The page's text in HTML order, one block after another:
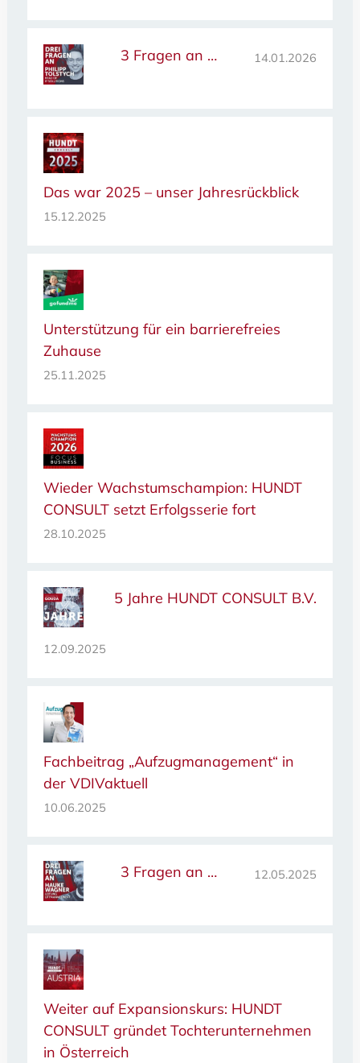
3 Fragen an … 14.01.2026
Das war 2025 – unser Jahresrückblick
15.12.2025
Unterstützung für ein barrierefreies
Zuhause
25.11.2025
Wieder Wachstumschampion: HUNDT
CONSULT setzt Erfolgsserie fort
28.10.2025
5 Jahre HUNDT CONSULT B.V.
12.09.2025
Fachbeitrag „Aufzugmanagement“ in
der VDIVaktuell
10.06.2025
3 Fragen an … 12.05.2025
Weiter auf Expansionskurs: HUNDT
CONSULT gründet Tochterunternehmen
in Österreich